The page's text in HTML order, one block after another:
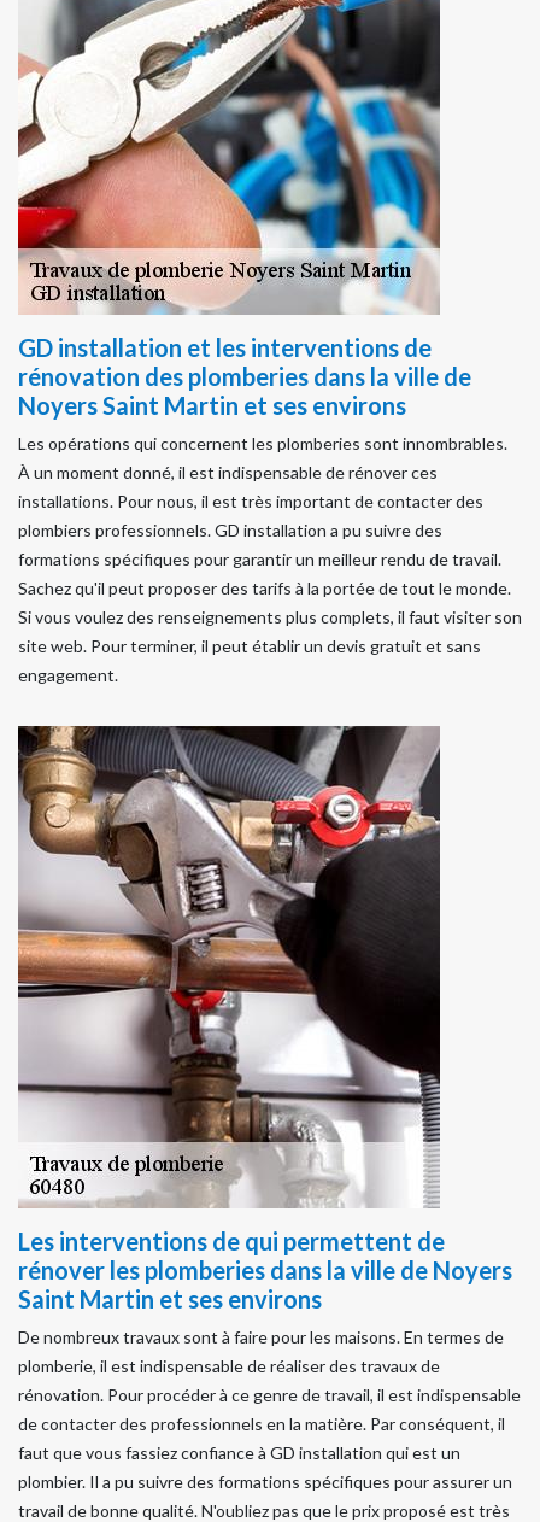
GD installation et les interventions de
rénovation des plomberies dans la ville de
Noyers Saint Martin et ses environs
Les opérations qui concernent les plomberies sont innombrables.
À un moment donné, il est indispensable de rénover ces
installations. Pour nous, il est très important de contacter des
plombiers professionnels. GD installation a pu suivre des
formations spécifiques pour garantir un meilleur rendu de travail.
Sachez qu'il peut proposer des tarifs à la portée de tout le monde.
Si vous voulez des renseignements plus complets, il faut visiter son
site web. Pour terminer, il peut établir un devis gratuit et sans
engagement.
Les interventions de qui permettent de
rénover les plomberies dans la ville de Noyers
Saint Martin et ses environs
De nombreux travaux sont à faire pour les maisons. En termes de
plomberie, il est indispensable de réaliser des travaux de
rénovation. Pour procéder à ce genre de travail, il est indispensable
de contacter des professionnels en la matière. Par conséquent, il
faut que vous fassiez confiance à GD installation qui est un
plombier. Il a pu suivre des formations spécifiques pour assurer un
travail de bonne qualité. N'oubliez pas que le prix proposé est très